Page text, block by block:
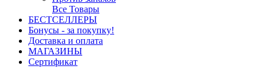
Все Товары
БЕСТСЕЛЛЕРЫ
Бонусы - за покупку!
Доставка и оплата
МАГАЗИНЫ
Cертификат